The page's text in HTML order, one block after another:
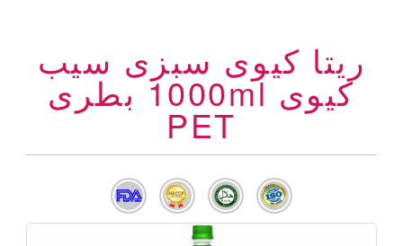
ریتا کیوی سبزی سیب
کیوی 1000ml بطری
PET